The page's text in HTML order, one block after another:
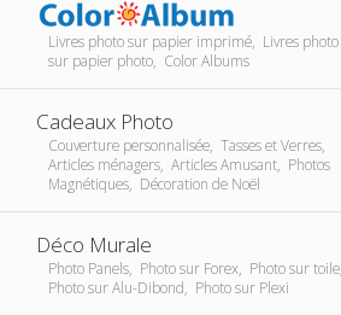
Livres photo sur papier imprimé, Livres photo
sur papier photo, Color Albums
Cadeaux Photo
Couverture personnalisée, Tasses et Verres,
Articles ménagers, Articles Amusant, Photos
Magnétiques, Décoration de Noël
Déco Murale
Photo Panels, Photo sur Forex, Photo sur toile,
Photo sur Alu-Dibond, Photo sur Plexi